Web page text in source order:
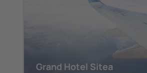
Grand Hotel Sitea